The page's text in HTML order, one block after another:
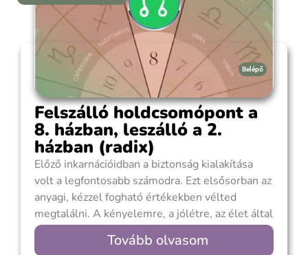
Belépő
Felszálló holdcsomópont a
8. házban, leszálló a 2.
házban (radix)
Előző inkarnációidban a biztonság kialakítása
volt a legfontosabb számodra. Ezt elsősorban az
anyagi, kézzel fogható értékekben vélted
megtalálni. A kényelemre, a jólétre, az élet által
adható fizikális örömök megélésére
koncentráltál. A biztonságérzetet a
Tovább olvasom